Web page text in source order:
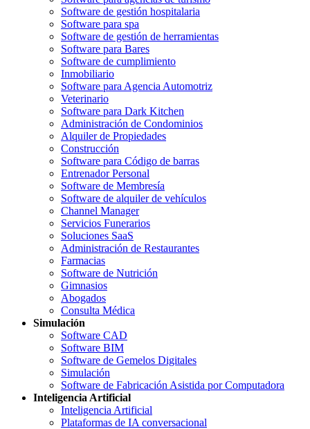
Software de gestión hospitalaria
Software para spa
Software de gestión de herramientas
Software para Bares
Software de cumplimiento
Inmobiliario
Software para Agencia Automotriz
Veterinario
Software para Dark Kitchen
Administración de Condominios
Alquiler de Propiedades
Construcción
Software para Código de barras
Entrenador Personal
Software de Membresía
Software de alquiler de vehículos
Channel Manager
Servicios Funerarios
Soluciones SaaS
Administración de Restaurantes
Farmacias
Software de Nutrición
Gimnasios
Abogados
Consulta Médica
Simulación
Software CAD
Software BIM
Software de Gemelos Digitales
Simulación
Software de Fabricación Asistida por Computadora
Inteligencia Artificial
Inteligencia Artificial
Plataformas de IA conversacional